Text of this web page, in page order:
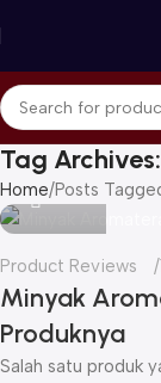
Tag
Home Posts
Icha
Product Reviews
Minyak
Produknya
Salah satu produk